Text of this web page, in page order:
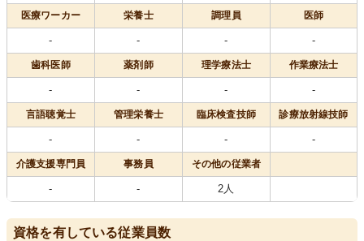
医療ワーカー 栄養士 調理員 医師
- - - -
歯科医師 薬剤師 理学療法士 作業療法士
- - - -
言語聴覚士 管理栄養士 臨床検査技師 診療放射線技師
- - - -
介護支援専門員 事務員 その他の従業者
- - 2人
資格を有している従業員数